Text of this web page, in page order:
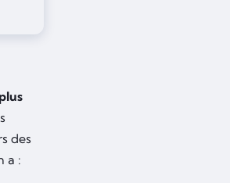
des
a :